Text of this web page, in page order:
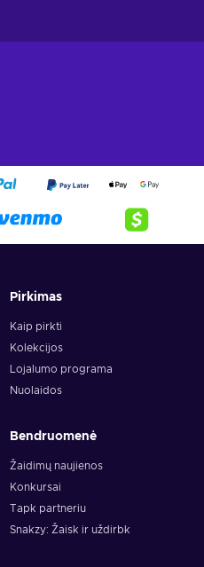
Pirkimas
Kaip pirkti
Kolekcijos
Lojalumo programa
Nuolaidos
Bendruomenė
Žaidimų naujienos
Konkursai
Tapk partneriu
Snakzy: Žaisk ir uždirbk